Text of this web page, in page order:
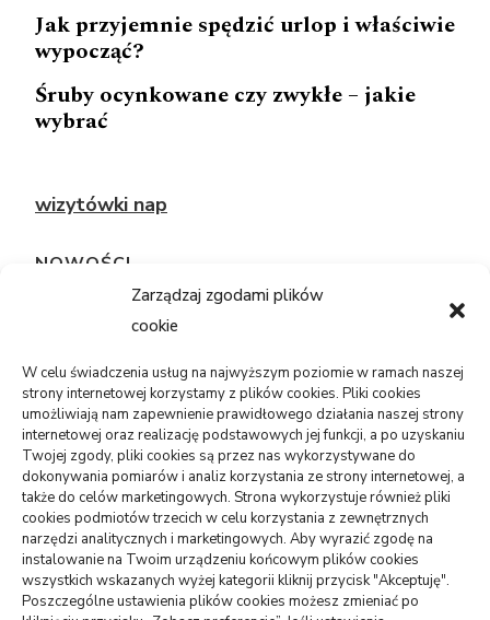
Zarządzaj zgodami plików
cookie
W celu świadczenia usług na najwyższym poziomie w ramach naszej
strony internetowej korzystamy z plików cookies. Pliki cookies
umożliwiają nam zapewnienie prawidłowego działania naszej strony
internetowej oraz realizację podstawowych jej funkcji, a po uzyskaniu
Twojej zgody, pliki cookies są przez nas wykorzystywane do
dokonywania pomiarów i analiz korzystania ze strony internetowej, a
także do celów marketingowych. Strona wykorzystuje również pliki
cookies podmiotów trzecich w celu korzystania z zewnętrznych
narzędzi analitycznych i marketingowych. Aby wyrazić zgodę na
instalowanie na Twoim urządzeniu końcowym plików cookies
wszystkich wskazanych wyżej kategorii kliknij przycisk "Akceptuję".
Poszczególne ustawienia plików cookies możesz zmieniać po
Jak przyjemnie spędzić urlop i właściwie
wypocząć?
Śruby ocynkowane czy zwykłe – jakie
wybrać
wizytówki nap
NOWOŚCI
system, płyta?
05/08/2026
USŁUGI
PR dla marki osobistej, gdy social
media nie wystarczają
06/07/2026
ZDROWIE